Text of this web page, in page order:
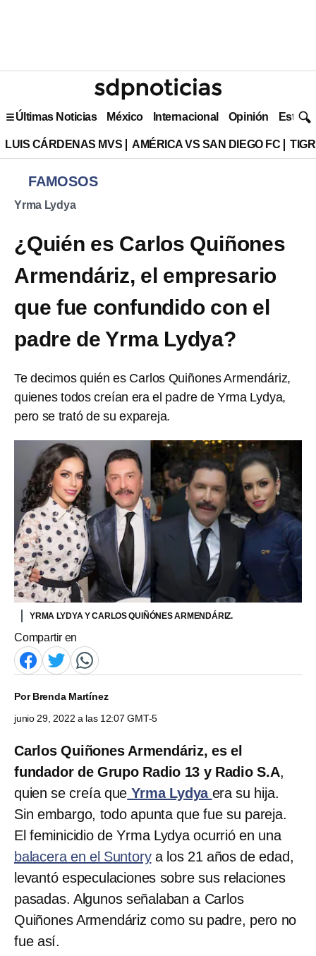
Últimas Noticias México Internacional Opinión Estilo
LUIS CÁRDENAS MVS AMÉRICA VS SAN DIEGO FC
FAMOSOS
Yrma Lydya
¿Quién es Carlos Quiñones
Armendáriz, el empresario
que fue confundido con el
padre de Yrma Lydya?
Te decimos quién es Carlos Quiñones Armendáriz,
quienes todos creían era el padre de Yrma Lydya,
pero se trató de su expareja.
YRMA LYDYA Y CARLOS QUIÑÓNES ARMENDÁRIZ.
Compartir en
PorBrenda Martínez
junio 29, 2022 a las 12:07 GMT-5
Carlos Quiñones Armendáriz, es el
fundador de Grupo Radio 13 y Radio S.A,
quien se creía que Yrma Lydya era su hija.
Sin embargo, todo apunta que fue su pareja.
El feminicidio de Yrma Lydya ocurrió en una
balacera en el Suntorya los 21 años de edad,
levantó especulaciones sobre sus relaciones
pasadas. Algunos señalaban a Carlos
Quiñones Armendáriz como su padre, pero no
fue así.